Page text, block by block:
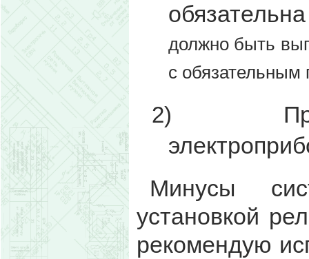
должно быть
с
2)
Минусы
установкой
рекомендую